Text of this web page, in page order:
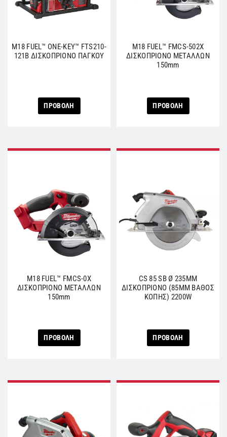
M18 FUEL™ ONE-KEY™ FTS210-
121B ΔΙΣΚΟΠΡΙΟΝΟ ΠΑΓΚΟΥ
ΠΡΟΒΟΛΗ
M18 FUEL™ FMCS-502X
ΔΙΣΚΟΠΡΙΟΝΟ ΜΕΤΑΛΛΩΝ
150mm
ΠΡΟΒΟΛΗ
M18 FUEL™ FMCS-0X
ΔΙΣΚΟΠΡΙΟΝΟ ΜΕΤΑΛΛΩΝ
150mm
ΠΡΟΒΟΛΗ
CS 85 SB Ø 235MM
ΔΙΣΚΟΠΡΙΟΝΟ (85ΜΜ ΒΑΘΟΣ
ΚΟΠΗΣ) 2200W
ΠΡΟΒΟΛΗ